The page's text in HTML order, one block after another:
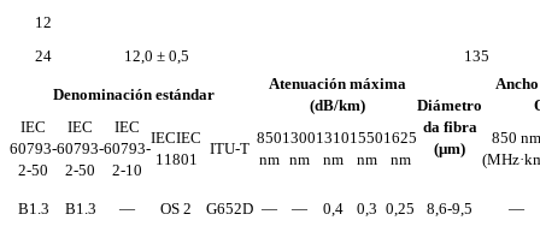
12
24
12,0 ± 0,5 135
Denominación estándar
Atenuación máxima
(dB/km)
Diámetro
da fibra
(μm)
IEC
60793-
2-50
IEC
60793-
2-50
IEC
60793-
2-10
IECIEC
11801
ITU-T
850
nm
1300
nm
1310
nm
1550
nm
1625
nm
850 nm
B1.3 B1.3 — OS 2 G652D — — 0,4 0,3 0,25 8,6-9,5 —